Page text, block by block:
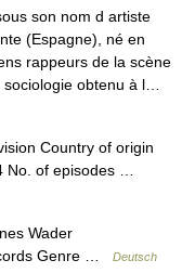
son nom d artiste
(Espagne), né en
rappeurs de la scène
obtenu à l…
Country of origin
No. of episodes …
Wader
Genre …
Deutsch